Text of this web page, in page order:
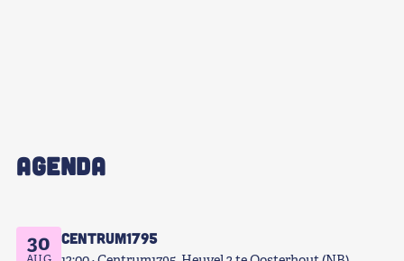
AGENDA
30 Centrum1795